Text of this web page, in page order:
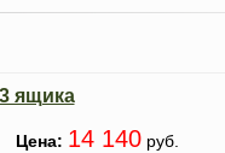
ящика
Цена: 14 140руб.